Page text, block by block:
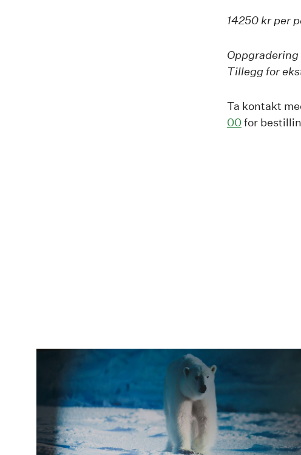
14250 kr per
Tillegg for
Ta kontakt
00for